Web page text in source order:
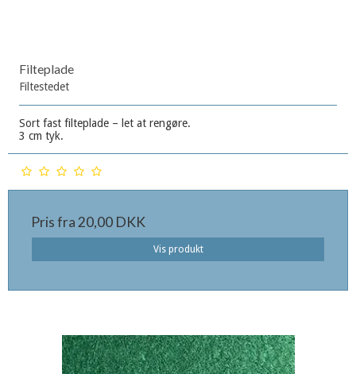
Filteplade
Filtestedet
Sort fast filteplade – let at rengøre.
3 cm tyk.
Pris fra 20,00 DKK
Vis produkt